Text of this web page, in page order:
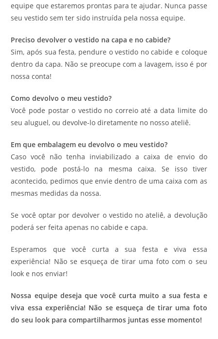
equipe que estaremos prontas para te ajudar. Nunca passe
seu vestido sem ter sido instruída pela nossa equipe.
Preciso devolver o vestido na capa e no cabide?
Sim, após sua festa, pendure o vestido no cabide e coloque
dentro da capa. Não se preocupe com a lavagem, isso é por
nossa conta!
Como devolvo o meu vestido?
Você pode postar o vestido no correio até a data limite do
seu aluguel, ou devolve-lo diretamente no nosso ateliê.
Em que embalagem eu devolvo o meu vestido?
Caso você não tenha inviabilizado a caixa de envio do
vestido, pode postá-lo na mesma caixa. Se isso tiver
acontecido, pedimos que envie dentro de uma caixa com as
mesmas medidas da nossa.
Se você optar por devolver o vestido no ateliê, a devolução
poderá ser feita apenas no cabide e capa.
Esperamos que você curta a sua festa e viva essa
experiência! Não se esqueça de tirar uma foto com o seu
look e nos enviar!
Nossa equipe deseja que você curta muito a sua festa e
viva essa experiência! Não se esqueça de tirar uma foto
do seu look para compartilharmos juntas esse momento!